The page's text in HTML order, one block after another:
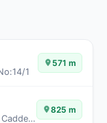
1
571 m
Yazıcızade Mahallesi Mevlevihane Caddesi, Cadde Gelibolu Sitesi A Blok Bina No:22/24
825 m